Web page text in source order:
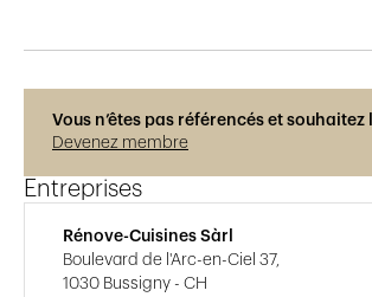
Vous n’êtes pas référencés et souhaitez
Devenez membre
Entreprises
Rénove-Cuisines Sàrl
Boulevard de l'Arc-en-Ciel 37,
1030 Bussigny - CH